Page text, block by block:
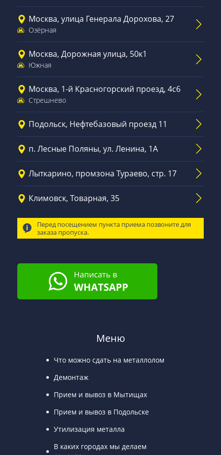
Москва, улица Генерала Дорохова, 27
Озёрная
Москва, Дорожная улица, 50к1
Южная
Москва, 1-й Красногорский проезд, 4с6
Стрешнево
Подольск, Нефтебазовый проезд 11
п. Лесные Поляны, ул. Ленина, 1А
Лыткарино, промзона Тураево, стр. 17
Климовск, Товарная, 35
Перед посещением пункта приема позвоните для
заказа пропуска.
Меню
Что можно сдать на металлолом
Демонтаж
Прием и вывоз в Мытищах
Прием и вывоз в Подольске
Утилизация металла
В каких городах мы делаем